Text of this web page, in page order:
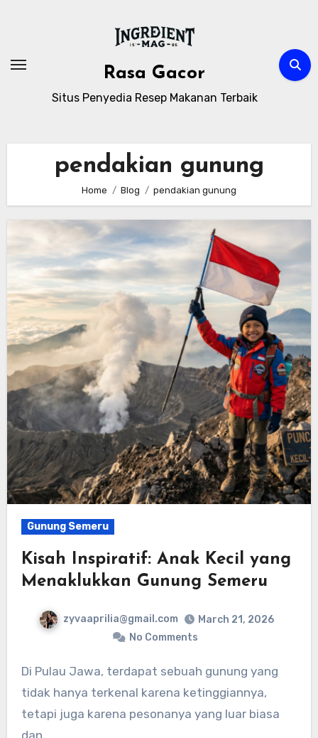
Rasa Gacor
Situs Penyedia Resep Makanan Terbaik
pendakian gunung
Home Blog pendakian gunung
Gunung Semeru
Kisah Inspiratif: Anak Kecil yang
Menaklukkan Gunung Semeru
zyvaaprilia@gmail.com
March 21, 2026
No Comments
Di Pulau Jawa, terdapat sebuah gunung yang
tidak hanya terkenal karena ketinggiannya,
tetapi juga karena pesonanya yang luar biasa
dan…